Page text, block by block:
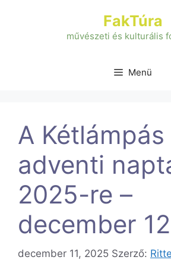
FakTúra
művészeti és kulturális
Menü
A Kétlámpás
adventi
2025-re –
december
december 11, 2025 Szerző: